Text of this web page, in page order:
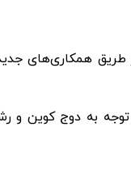
طریق همکاری‌های
به دوج کوین و